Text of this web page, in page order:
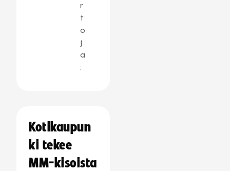
r
t
o
j
a
:
Kotikaupun
ki tekee
MM-kisoista